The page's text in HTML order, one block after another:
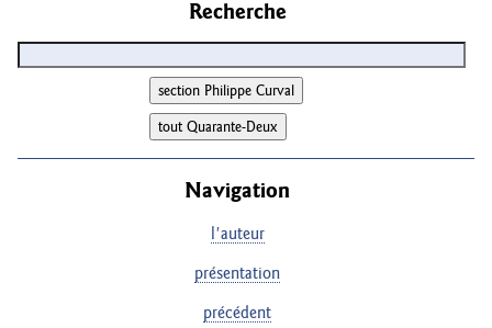
Recherche
Navigation
l'auteur
présentation
précédent